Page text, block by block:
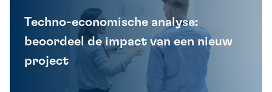
Techno-economische analyse:
beoordeel de impact van een nieuw
project